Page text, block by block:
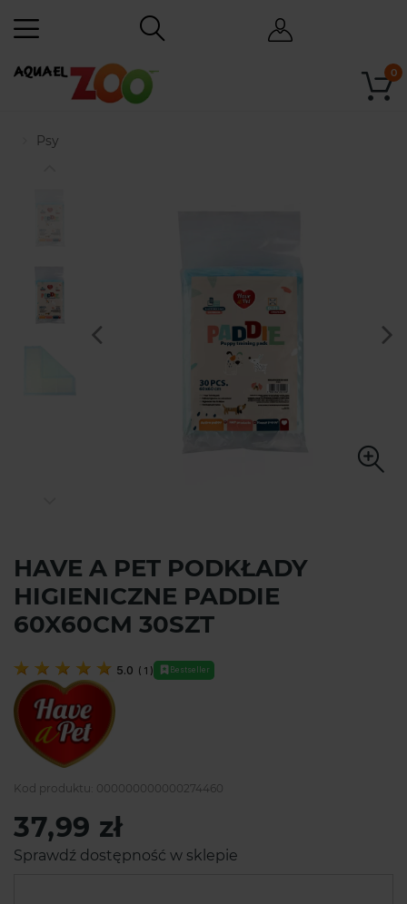
0
Psy
HAVE A PET PODKŁADY
HIGIENICZNE PADDIE
60X60CM 30SZT
5.0 ( 1 ) Bestseller
Kod produktu: 000000000000274460
37,99 zł
Sprawdź dostępność w sklepie